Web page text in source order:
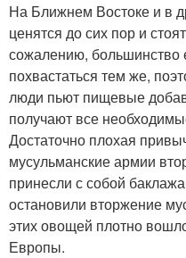
На Ближнем Востоке и в
ценятся до сих пор и
сожалению, большинство
похвастаться тем же,
люди пьют пищевые
получают все
Достаточно плохая
мусульманские армии
принесли с собой
остановили вторжение
этих овощей плотно
Европы.